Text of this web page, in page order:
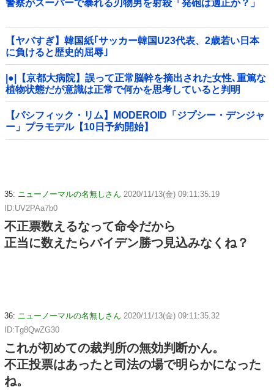
警察がスーパーで暴れる刃物男を射殺「発砲は適正か？」
【ヤバすぎ】韓国紙｢サッカー韓国U23代表、2歳若い日本
に負けると歴史的屈辱｣
|●|【京都大病院】誤って正常脳幹を摘出された女性､重篤な
植物状態だが意識は正常で何かを思考していると判明
【パシフィック・リム】MODEROID「ジプシー・デンジャ
ー」プラモデル【10日予約開始】
35: ニューノーマルの名無しさん 2020/11/13(金) 09:11:35.19
ID:UV2PAa7b0
不正票数えるなって命令だから
正当に数えたらバイデン勝つ見込みなくね？
36: ニューノーマルの名無しさん 2020/11/13(金) 09:11:35.32
ID:Tg8QwZG30
これが初めての裁判所の無効判断かん。
不正投票はあったと司法の場で明らかになった
ね。